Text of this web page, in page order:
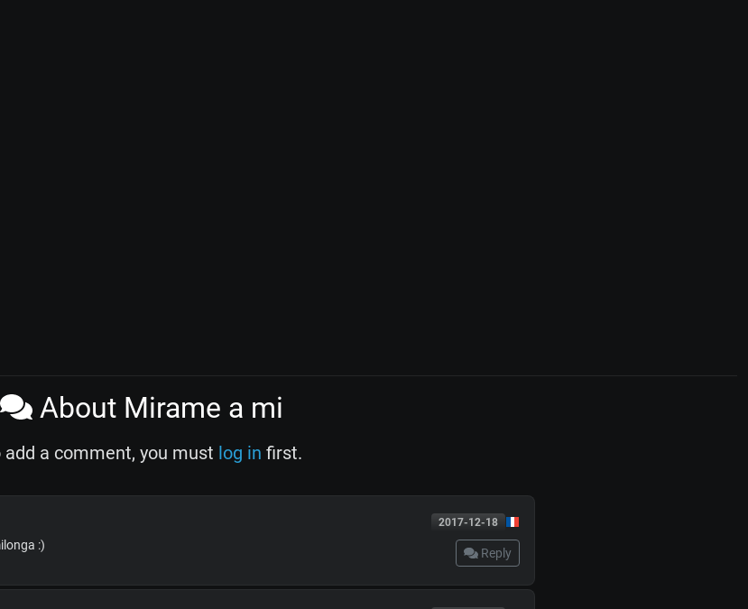
About Mirame a mi
add a comment, you must log in first.
2017-12-18
Reply
:)